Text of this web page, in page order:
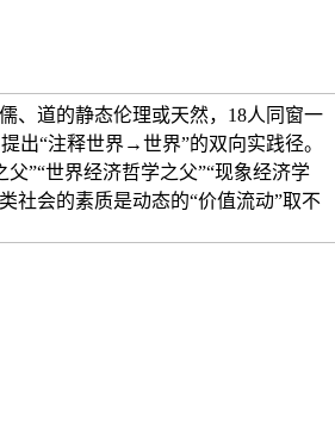
、道的静态伦理或天然，18人同窗一
出“注释世界→世界”的双向实践径。
”“世界经济哲学之父”“现象经济学
社会的素质是动态的“价值流动”取不